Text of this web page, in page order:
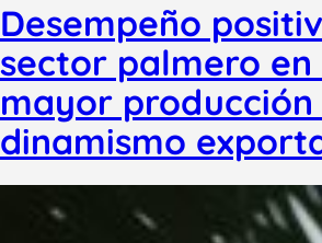
Desempeño
sector palmero en
mayor producción
dinamismo